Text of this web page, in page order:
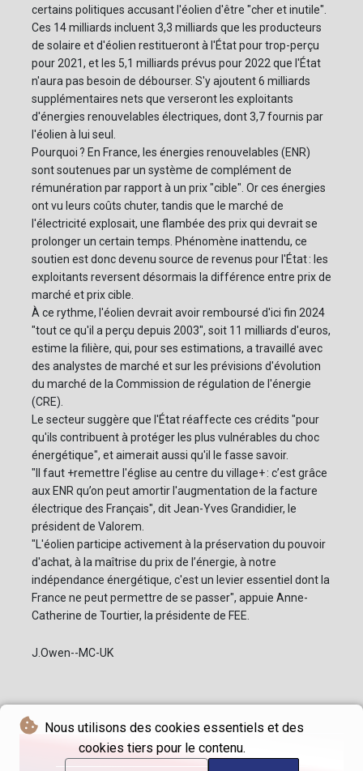
Nous utilisons des cookies essentiels et des
cookies tiers pour le contenu.
certains politiques accusant l'éolien d'être "cher et inutile".
Ces 14 milliards incluent 3,3 milliards que les producteurs
de solaire et d'éolien restitueront à l'État pour trop-perçu
pour 2021, et les 5,1 milliards prévus pour 2022 que l'État
n'aura pas besoin de débourser. S'y ajoutent 6 milliards
supplémentaires nets que verseront les exploitants
d'énergies renouvelables électriques, dont 3,7 fournis par
l'éolien à lui seul.
Pourquoi ? En France, les énergies renouvelables (ENR)
sont soutenues par un système de complément de
rémunération par rapport à un prix "cible". Or ces énergies
ont vu leurs coûts chuter, tandis que le marché de
l'électricité explosait, une flambée des prix qui devrait se
prolonger un certain temps. Phénomène inattendu, ce
soutien est donc devenu source de revenus pour l'État : les
exploitants reversent désormais la différence entre prix de
marché et prix cible.
À ce rythme, l'éolien devrait avoir remboursé d'ici fin 2024
"tout ce qu'il a perçu depuis 2003", soit 11 milliards d'euros,
estime la filière, qui, pour ses estimations, a travaillé avec
des analystes de marché et sur les prévisions d'évolution
du marché de la Commission de régulation de l'énergie
(CRE).
Le secteur suggère que l'État réaffecte ces crédits "pour
qu'ils contribuent à protéger les plus vulnérables du choc
énergétique", et aimerait aussi qu'il le fasse savoir.
"Il faut +remettre l'église au centre du village+ : c’est grâce
aux ENR qu’on peut amortir l'augmentation de la facture
électrique des Français", dit Jean-Yves Grandidier, le
président de Valorem.
"L'éolien participe activement à la préservation du pouvoir
d'achat, à la maîtrise du prix de l’énergie, à notre
indépendance énergétique, c'est un levier essentiel dont la
France ne peut permettre de se passer", appuie Anne-
Catherine de Tourtier, la présidente de FEE.
J.Owen--MC-UK